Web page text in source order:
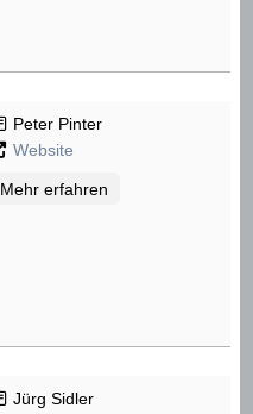
Peter Pinter
Website
Mehr erfahren
Jürg Sidler